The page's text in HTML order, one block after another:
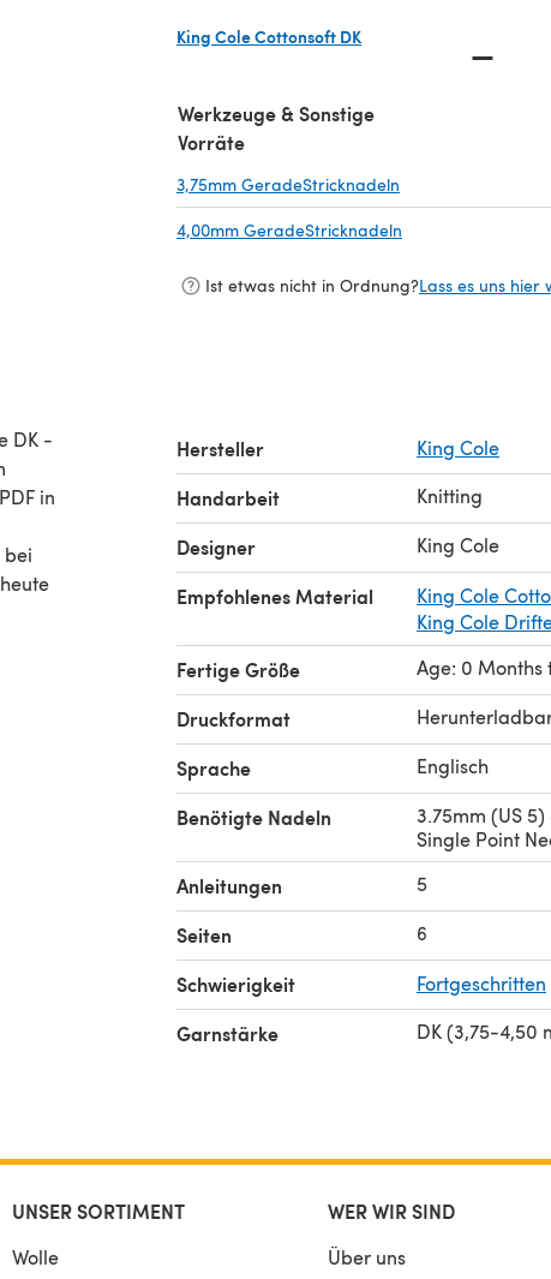
King Cole Cottonsoft DK
—
Werkzeuge & Sonstige
Vorräte
3,75mm GeradeStricknadeln
4,00mm GeradeStricknadeln
Ist etwas nicht in Ordnung?Lass es uns hier
DK -
in
bei
Hersteller King Cole
Handarbeit Knitting
Designer King Cole
Empfohlenes Material King Cole
King Cole
Fertige Größe Age: 0 Months
Druckformat
Sprache Englisch
Benötigte Nadeln
3.75mm (US
Single Point
Anleitungen 5
Seiten 6
Schwierigkeit Fortgeschritten
Garnstärke DK (3,75-4,50
UNSER SORTIMENT
Wolle
WER WIR SIND
Über uns